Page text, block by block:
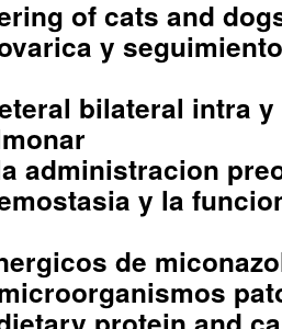
of cats and
y
bilateral intra
administracion
y la
de